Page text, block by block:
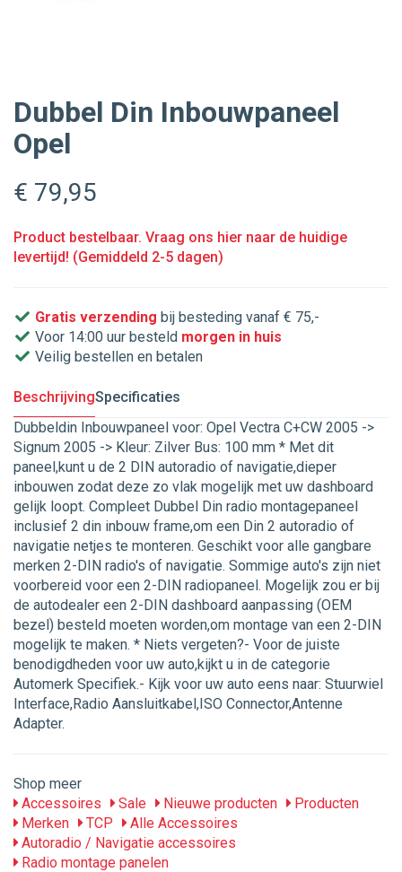
Dubbel Din Inbouwpaneel
Opel
€ 79,95
Product bestelbaar. Vraag ons hier naar de huidige
levertijd! (Gemiddeld 2-5 dagen)
Gratis verzending bij besteding vanaf € 75,-
Voor 14:00 uur besteld morgen in huis
Veilig bestellen en betalen
BeschrijvingSpecificaties
Dubbeldin Inbouwpaneel voor: Opel Vectra C+CW 2005 ->
Signum 2005 -> Kleur: Zilver Bus: 100 mm * Met dit
paneel,kunt u de 2 DIN autoradio of navigatie,dieper
inbouwen zodat deze zo vlak mogelijk met uw dashboard
gelijk loopt. Compleet Dubbel Din radio montagepaneel
inclusief 2 din inbouw frame,om een Din 2 autoradio of
navigatie netjes te monteren. Geschikt voor alle gangbare
merken 2-DIN radio's of navigatie. Sommige auto's zijn niet
voorbereid voor een 2-DIN radiopaneel. Mogelijk zou er bij
de autodealer een 2-DIN dashboard aanpassing (OEM
bezel) besteld moeten worden,om montage van een 2-DIN
mogelijk te maken. * Niets vergeten?- Voor de juiste
benodigdheden voor uw auto,kijkt u in de categorie
Automerk Specifiek.- Kijk voor uw auto eens naar: Stuurwiel
Interface,Radio Aansluitkabel,ISO Connector,Antenne
Adapter.
Shop meer
Accessoires
Sale Nieuwe producten
Producten
Merken
TCP
Alle Accessoires
Autoradio / Navigatie accessoires
Radio montage panelen